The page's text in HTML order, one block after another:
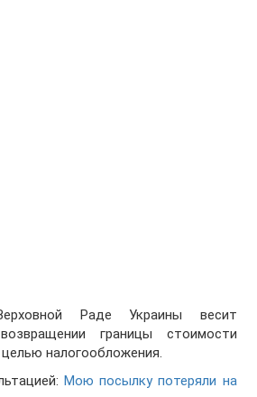
Раде Украины весит
границы стоимости
налогообложения.
Мою посылку потеряли на